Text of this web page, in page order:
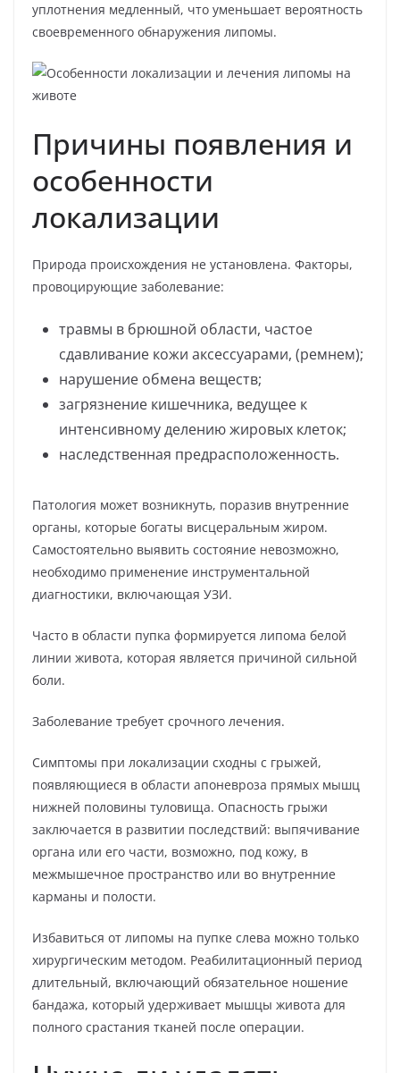
уплотнения медленный, что уменьшает вероятность
своевременного обнаружения липомы.
Причины появления и
особенности
локализации
Природа происхождения не установлена. Факторы,
провоцирующие заболевание:
травмы в брюшной области, частое
сдавливание кожи аксессуарами, (ремнем);
нарушение обмена веществ;
загрязнение кишечника, ведущее к
интенсивному делению жировых клеток;
наследственная предрасположенность.
Патология может возникнуть, поразив внутренние
органы, которые богаты висцеральным жиром.
Самостоятельно выявить состояние невозможно,
необходимо применение инструментальной
диагностики, включающая УЗИ.
Часто в области пупка формируется липома белой
линии живота, которая является причиной сильной
боли.
Заболевание требует срочного лечения.
Симптомы при локализации сходны с грыжей,
появляющиеся в области апоневроза прямых мышц
нижней половины туловища. Опасность грыжи
заключается в развитии последствий: выпячивание
органа или его части, возможно, под кожу, в
межмышечное пространство или во внутренние
карманы и полости.
Избавиться от липомы на пупке слева можно только
хирургическим методом. Реабилитационный период
длительный, включающий обязательное ношение
бандажа, который удерживает мышцы живота для
полного срастания тканей после операции.